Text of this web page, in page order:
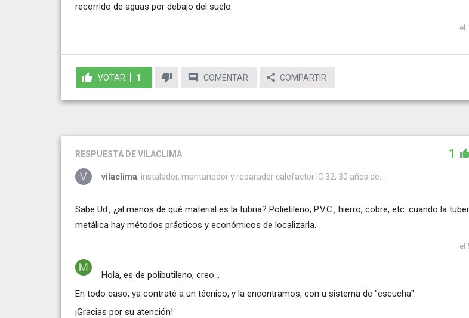
recorrido de aguas por debajo del suelo.
el
VOTAR 1 COMENTAR COMPARTIR
RESPUESTA DE VILACLIMA 1
vilaclima, instalador, mantanedor y reparador calefactor IC 32, 30 años de...
Sabe Ud., ¿al menos de qué material es la tubria? Polietileno, P.V.C., hierro, cobre, etc. cuando la
metálica hay métodos prácticos y económicos de localizarla.
el
Hola, es de polibutileno, creo...
En todo caso, ya contraté a un técnico, y la encontramos, con u sistema de "escucha".
¡Gracias por su atención!